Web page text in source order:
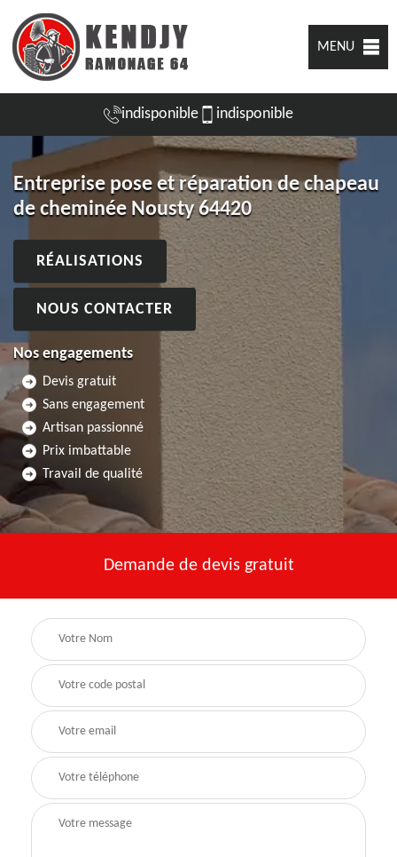
MENU
indisponible indisponible
Entreprise pose et réparation de chapeau
de cheminée Nousty 64420
RÉALISATIONS
NOUS CONTACTER
Nos engagements
Devis gratuit
Sans engagement
Artisan passionné
Prix imbattable
Travail de qualité
Demande de devis gratuit